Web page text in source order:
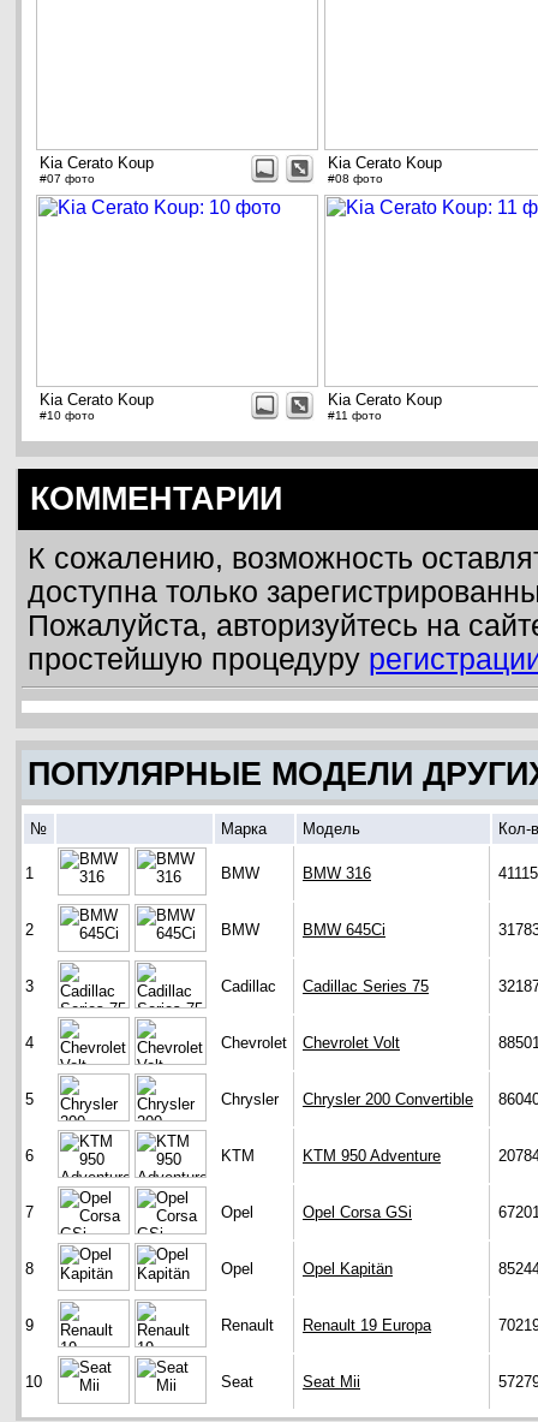
Kia Cerato Koup
#07 фото
Kia Cerato Koup
#08 фото
Kia Cerato Koup
#10 фото
Kia Cerato Koup
#11 фото
КОММЕНТАРИИ
К сожалению, возможность
доступна только
Пожалуйста, авторизуйтесь на
простейшую процедуру
ПОПУЛЯРНЫЕ МОДЕЛИ
№ Марка Модель Кол-
1 BMW BMW 316 41115
2 BMW BMW 645Ci
3 Cadillac Cadillac Series 75
4 Chevrolet Chevrolet Volt
5 Chrysler Chrysler 200 Convertible
6 KTM KTM 950 Adventure
7 Opel Opel Corsa GSi
8 Opel Opel Kapitän
9 Renault Renault 19 Europa
10 Seat Seat Mii